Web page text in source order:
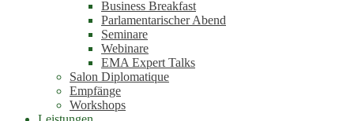
Business Breakfast
Parlamentarischer Abend
Seminare
Webinare
EMA Expert Talks
Salon Diplomatique
Empfänge
Workshops